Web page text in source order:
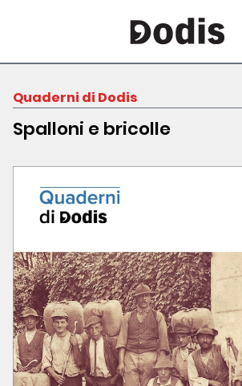
content
Quaderni di Dodis
Spalloni e bricolle